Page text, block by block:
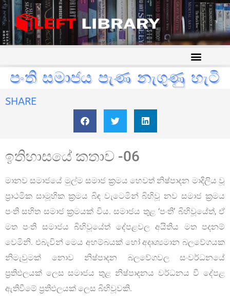
පංති සමාජය පැණ නැගුණු හැටි
SHARE
ඉතිහාසයේ කතාව -06
මානව සමාජයේ මුල්ම සමාජ ක්‍රමය හෙවත් නිෂ්පාදන මාදිලිය වූ
ප්‍රාථමික සාමූහික ක්‍රමය බිඳ වැටෙමින් බිහිවූ නව සමාජ ක්‍රමය
පංති සහිත සමාජ ක්‍රමයක් විය. සමාජය තුළ ‘පංති’ බිහිවූයේත්, ඒ
මත පංති සමාජය බිහිවූයේත් දේපළවල අයිතිය මත පදනම්
වෙමිනි. එබැවින් මෙය අහම්බයක් හෝ අදෘශ්‍යමාන බලවේගයක
නිමැවුමක් නොව නිෂ්පාදන බලවේගවල සංවර්ධනයේ
ප්‍රතිඵලයක් ලෙස සමාජය තුළ නිෂ්පාදනය වර්ධනය වී දේපළ
ඇතිවීමේ ප්‍රතිඵලයක් ලෙස බිහිවූවකි.